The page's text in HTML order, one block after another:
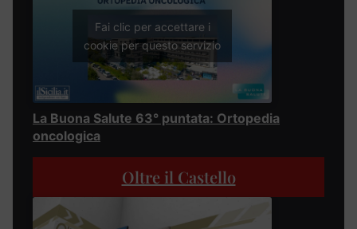
Fai clic per accettare i
cookie per questo servizio
La Buona Salute 63° puntata: Ortopedia
oncologica
Oltre il Castello